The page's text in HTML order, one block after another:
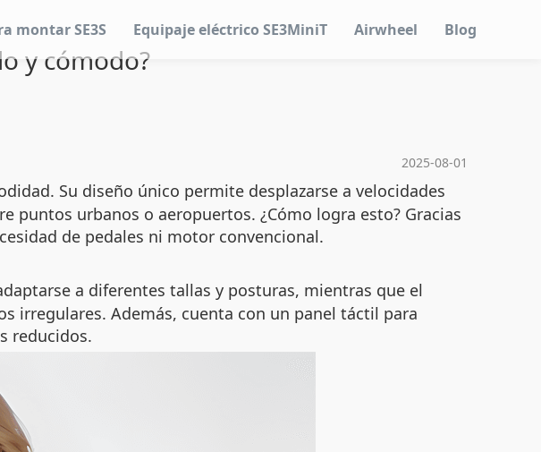
montar SE3S Equipaje eléctrico SE3MiniT Airwheel Blog
y cómodo?
2025-08-01
Su diseño único permite desplazarse a velocidades
urbanos o aeropuertos. ¿Cómo logra esto? Gracias
de pedales ni motor convencional.
a diferentes tallas y posturas, mientras que el
irregulares. Además, cuenta con un panel táctil para
reducidos.